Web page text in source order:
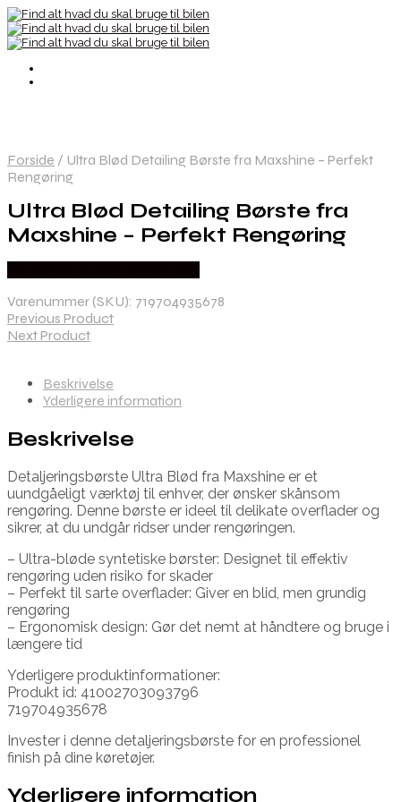
Forside / Ultra Blød Detailing Børste fra Maxshine – Perfekt
Rengøring
Ultra Blød Detailing Børste fra
Maxshine – Perfekt Rengøring
Varenummer (SKU): 719704935678
Previous Product
Next Product
Beskrivelse
Yderligere information
Beskrivelse
Detaljeringsbørste Ultra Blød fra Maxshine er et
uundgåeligt værktøj til enhver, der ønsker skånsom
rengøring. Denne børste er ideel til delikate overflader og
sikrer, at du undgår ridser under rengøringen.
– Ultra-bløde syntetiske børster: Designet til effektiv
rengøring uden risiko for skader
– Perfekt til sarte overflader: Giver en blid, men grundig
rengøring
– Ergonomisk design: Gør det nemt at håndtere og bruge i
længere tid
Yderligere produktinformationer:
Produkt id: 41002703093796
719704935678
Invester i denne detaljeringsbørste for en professionel
finish på dine køretøjer.
Yderligere information